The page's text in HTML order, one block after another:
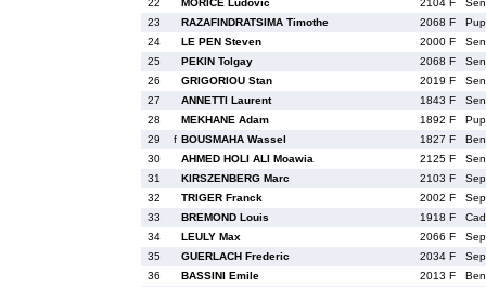
22
MORICE Ludovic 2104 F
23
RAZAFINDRATSIMA Timothe 2068 F
24
LE PEN Steven 2000 F
25
PEKIN Tolgay 2068 F
26
GRIGORIOU Stan 2019 F
27
ANNETTI Laurent 1843 F
28
MEKHANE Adam 1892 F
29
f BOUSMAHA Wassel 1827 F
30
AHMED HOLI ALI Moawia 2125 F
31
KIRSZENBERG Marc 2103 F
32
TRIGER Franck 2002 F
33
BREMOND Louis 1918 F
34
LEULY Max 2066 F
35
GUERLACH Frederic 2034 F
36
BASSINI Emile 2013 F